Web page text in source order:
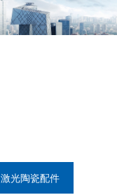
激光陶瓷配件